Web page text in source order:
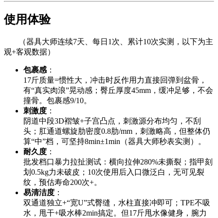
使用体验
（器具大师连续7天、每日1次、累计10次实测，以下为主
观+客观数据）
包裹感 ：
17斤质量=惯性大，冲击时反作用力直接回弹到盆骨，
有“真实肉浪”晃动感；臀丘厚度45mm，缓冲足够，不会
撞骨。包裹感9/10。
刺激度 ：
阴道中段3D褶皱+子宫凸点，刺激源分布均匀，不刮
头；肛通道螺旋肋密度0.8肋/mm，刺激略高，但整体仍
算“中”档，可坚持8min±1min（器具大师秒表实测）。
耐久度 ：
批发档口暴力拉扯测试：横向拉伸280%未撕裂；指甲刻
划0.5kg力未破皮；10次使用后入口微泛白，无可见裂
纹，预估寿命200次+。
易清洁度 ：
双通道独立+“宽U”式臀缝，水柱直接冲即可；TPE不吸
水，甩干+吸水棒2min搞定。但17斤甩水像健身，腕力